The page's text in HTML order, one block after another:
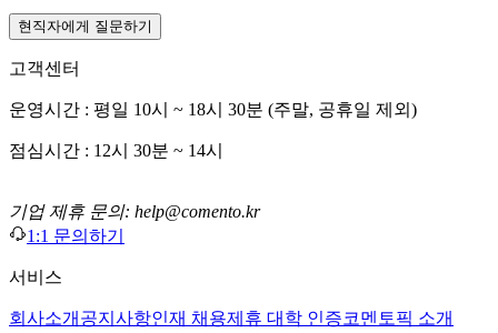
현직자에게 질문하기
고객센터
운영시간 : 평일 10시 ~ 18시 30분 (주말, 공휴일 제외)
점심시간 : 12시 30분 ~ 14시
기업 제휴 문의: help@comento.kr
1:1 문의하기
서비스
회사소개 공지사항인재 채용제휴 대학 인증코멘토픽 소개